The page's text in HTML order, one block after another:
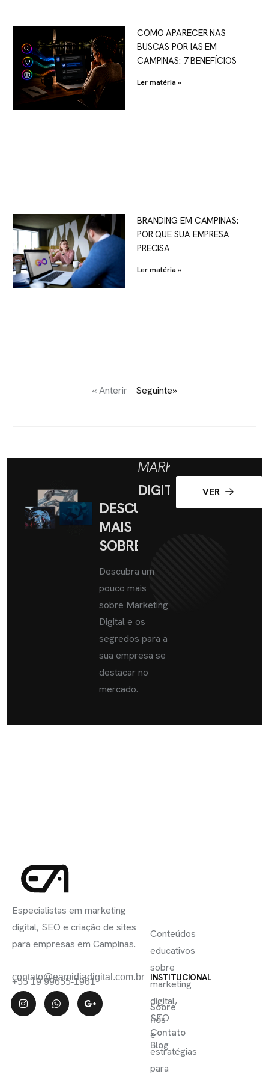
COMO APARECER NAS
BUSCAS POR IAS EM
CAMPINAS: 7 BENEFÍCIOS
Ler matéria »
BRANDING EM CAMPINAS:
POR QUE SUA EMPRESA
PRECISA
Ler matéria »
« Anterir Seguinte»
DESCUBRA
MAIS
SOBRE
MARKETING
DIGITAL
Descubra um
pouco mais
sobre Marketing
Digital e os
segredos para a
sua empresa se
destacar no
mercado.
VER
Especialistas em marketing
digital, SEO e criação de sites
para empresas em Campinas.
contato@eamidiadigital.com.br
+55 19 99655-1961 INSTITUCIONAL
Sobre
nós
Contato
Blog
Conteúdos
educativos
sobre
marketing
digital,
SEO
e
estratégias
para